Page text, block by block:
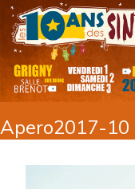
Apero2017-10